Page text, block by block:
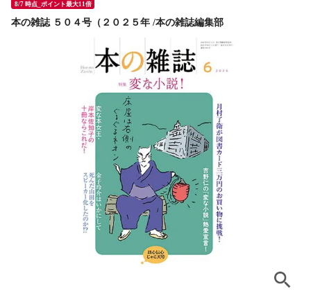
8/7 時点_ポイント最大11倍
本の雑誌 ５０４号（２０２５年 /本の雑誌編集部